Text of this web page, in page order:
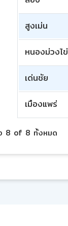
สูงเม่น
หนองม่วงไข่
เด่นชัย
เมืองแพร่
8 of 8 ทั้งหมด